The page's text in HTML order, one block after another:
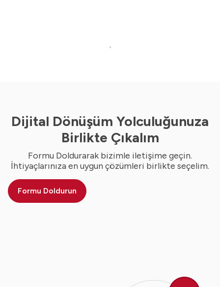
Dijital Dönüşüm Yolculuğunuza
Birlikte Çıkalım
Formu Doldurarak bizimle iletişime geçin.
İhtiyaçlarınıza en uygun çözümleri birlikte seçelim.
Formu Doldurun